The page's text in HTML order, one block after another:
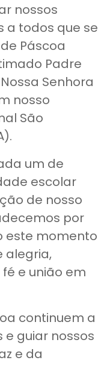
nossos
a todos que se
Páscoa
Padre
Senhora
nosso
São
um de
escolar
de nosso
por
este momento
alegria,
e união em
continuem a
e guiar nossos
e da